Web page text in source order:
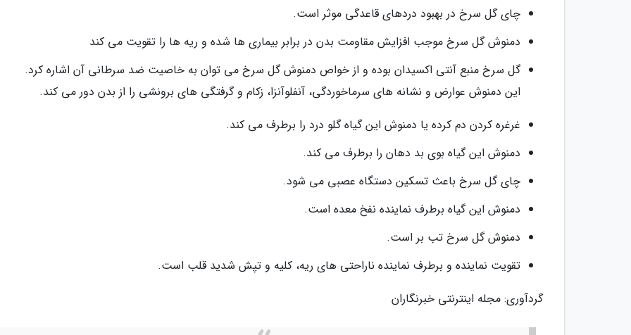
چای گل سرخ در بهبود دردهای قاعدگی موثر است.
دمنوش گل سرخ موجب افزایش مقاومت بدن در برابر بیماری ها شده و ریه ها را تقویت می کند
گل سرخ منبع آنتی اکسیدان بوده و از خواص دمنوش گل سرخ می توان به خاصیت ضد سرطانی آن اشاره کرد.
این دمنوش عوارض و نشانه های سرماخوردگی، آنفلوآنزا، زکام و گرفتگی های برونشی را از بدن دور می کند.
غرغره کردن دم کرده یا دمنوش این گیاه گلو درد را برطرف می کند.
دمنوش این گیاه بوی بد دهان را برطرف می کند.
چای گل سرخ باعث تسکین دستگاه عصبی می شود.
دمنوش این گیاه برطرف نماینده نفخ معده است.
دمنوش گل سرخ تب بر است.
تقویت نماینده و برطرف نماینده ناراحتی های ریه، کلیه و تپش شدید قلب است.
گردآوری: مجله اینترنتی خبرنگاران